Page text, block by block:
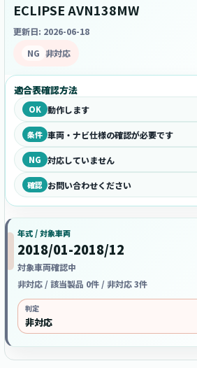
ECLIPSE AVN138MW
更新日: 2026-06-18
NG 非対応
適合表確認方法
OK 動作します
条件 車両・ナビ仕様の確認が必要です
NG 対応していません
確認 お問い合わせください
年式 / 対象車両
2018/01-2018/12
対象車両確認中
非対応 / 該当製品 0件 / 非対応 3件
判定
非対応